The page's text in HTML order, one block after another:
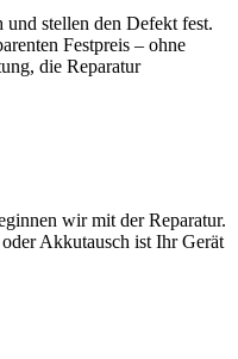
stellen den Defekt fest.
Festpreis – ohne
die Reparatur
wir mit der Reparatur.
Akkutausch ist Ihr Gerät